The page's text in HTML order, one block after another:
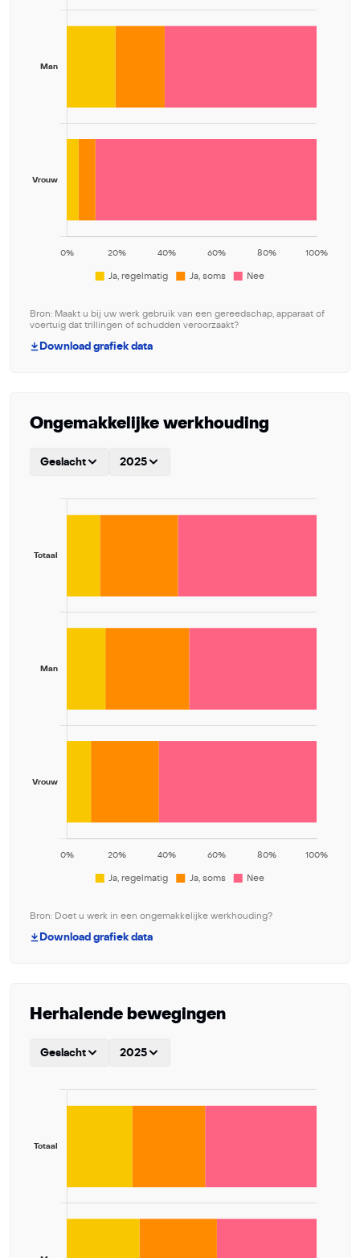
Bron: Maakt u bij uw werk gebruik van een gereedschap, apparaat of
voertuig dat trillingen of schudden veroorzaakt?
Download grafiek data
Ongemakkelijke werkhouding
Geslacht 2025
Bron: Doet u werk in een ongemakkelijke werkhouding?
Download grafiek data
Herhalende bewegingen
Geslacht 2025